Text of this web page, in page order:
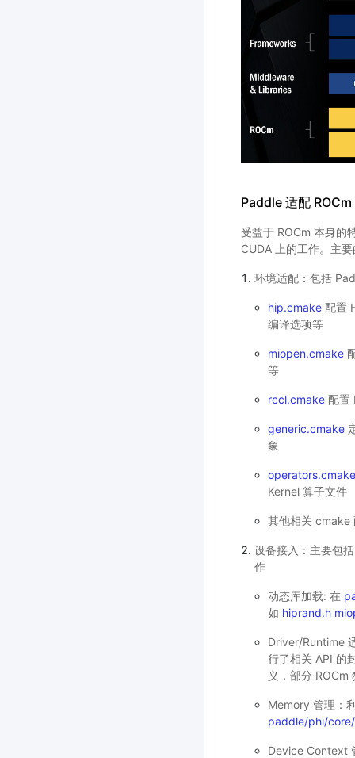
Paddle 适配 ROCm
受益于 ROCm 本身的
CUDA 上的工作。主
环境适配：包括
hip.cmake配置
编译选项等
miopen.cmake
等
rccl.cmake配置
generic.cmake
象
operators.cmake
Kernel 算子文件
其他相关 cmake
设备接入：主要包
作
动态库加载: 在
如 hiprand.h
Driver/Runtime
行了相关 API 的
义，部分 ROCm
Memory 管理：
paddle/phi/
Device Context